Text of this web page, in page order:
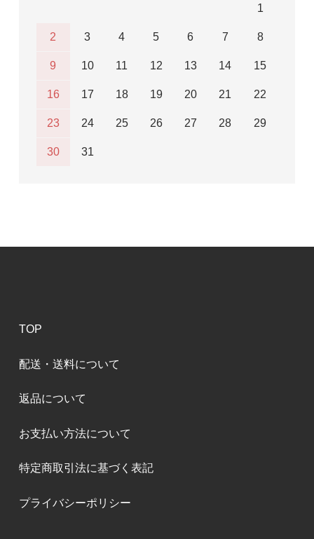
1
2 3 4 5 6 7 8
9 10 11 12 13 14 15
16 17 18 19 20 21 22
23 24 25 26 27 28 29
30 31
TOP
配送・送料について
返品について
お支払い方法について
特定商取引法に基づく表記
プライバシーポリシー